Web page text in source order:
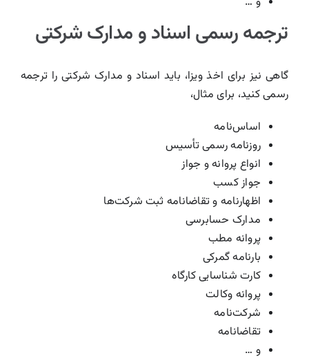
ترجمه رسمی اسناد و مدارک شرکتی
گاهی نیز برای اخذ ویزا، باید اسناد و مدارک شرکتی را ترجمه
رسمی کنید، برای مثال،
اساس‌نامه
روزنامه رسمی تأسیس
انواع پروانه و جواز
جواز کسب
اظهارنامه و تقاضانامه ثبت شرکت‌ها
مدارک حسابرسی
پروانه مطب
بارنامه گمرکی
کارت شناسایی کارگاه
پروانه وکالت
شرکت‌نامه
تقاضانامه
و …